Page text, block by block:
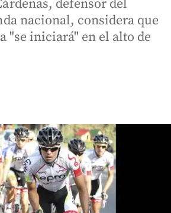
defensor del
nacional, considera que
"se iniciará" en el alto de